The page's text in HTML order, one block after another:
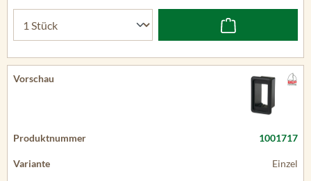
1001717
Einzel